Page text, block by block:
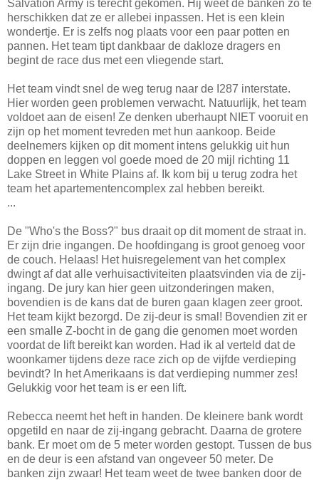
Salvation Army is terecht gekomen. Hij weet de banken zo te
herschikken dat ze er allebei inpassen. Het is een klein
wondertje. Er is zelfs nog plaats voor een paar potten en
pannen. Het team tipt dankbaar de dakloze dragers en
begint de race dus met een vliegende start.
Het team vindt snel de weg terug naar de I287 interstate.
Hier worden geen problemen verwacht. Natuurlijk, het team
voldoet aan de eisen! Ze denken uberhaupt NIET vooruit en
zijn op het moment tevreden met hun aankoop. Beide
deelnemers kijken op dit moment intens gelukkig uit hun
doppen en leggen vol goede moed de 20 mijl richting 11
Lake Street in White Plains af. Ik kom bij u terug zodra het
team het apartementencomplex zal hebben bereikt.
...
De "Who's the Boss?" bus draait op dit moment de straat in.
Er zijn drie ingangen. De hoofdingang is groot genoeg voor
de couch. Helaas! Het huisregelement van het complex
dwingt af dat alle verhuisactiviteiten plaatsvinden via de zij-
ingang. De jury kan hier geen uitzonderingen maken,
bovendien is de kans dat de buren gaan klagen zeer groot.
Het team kijkt bezorgd. De zij-deur is smal! Bovendien zit er
een smalle Z-bocht in de gang die genomen moet worden
voordat de lift bereikt kan worden. Had ik al verteld dat de
woonkamer tijdens deze race zich op de vijfde verdieping
bevindt? In het Amerikaans is dat verdieping nummer zes!
Gelukkig voor het team is er een lift.
Rebecca neemt het heft in handen. De kleinere bank wordt
opgetild en naar de zij-ingang gebracht. Daarna de grotere
bank. Er moet om de 5 meter worden gestopt. Tussen de bus
en de deur is een afstand van ongeveer 50 meter. De
banken zijn zwaar! Het team weet de twee banken door de